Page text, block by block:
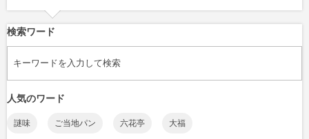
検索ワード
人気のワード
謎味 ご当地パン 六花亭 大福